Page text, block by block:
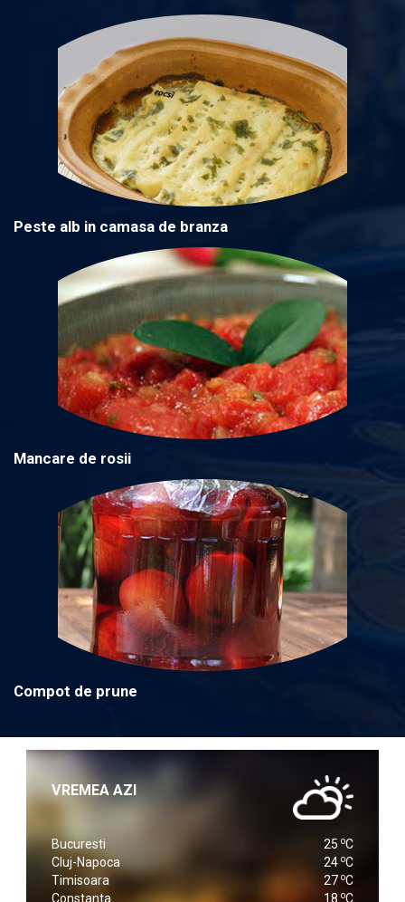
Peste alb in camasa de branza
Mancare de rosii
Compot de prune
VREMEA AZI
Bucuresti 25 oC
Cluj-Napoca
24 oC
Timisoara
27 oC
Constanta
18 oC